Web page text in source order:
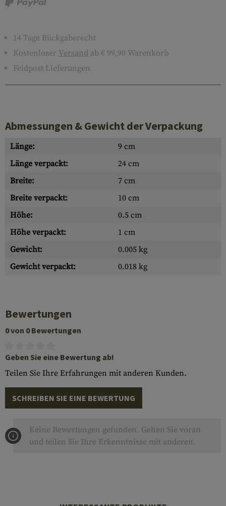
14 Tage Rückgaberecht
Kostenloser Versand ab € 99,90 Warenkorb
Feldpost Lieferungen
Abmessungen & Gewicht der Verpackung
Länge:
9 cm
Länge verpackt:
24 cm
Breite:
7 cm
Breite verpackt:
10 cm
Höhe:
0.5 cm
Höhe verpackt:
1 cm
Gewicht:
0.005 kg
Gewicht verpackt:
0.018 kg
Bewertungen
0 von 0 Bewertungen
Geben Sie eine Bewertung ab!
Teilen Sie Ihre Erfahrungen mit anderen Kunden.
SCHREIBEN SIE EINE BEWERTUNG
Keine Bewertungen gefunden. Gehen Sie voran
und teilen Sie Ihre Erkenntnisse mit anderen.